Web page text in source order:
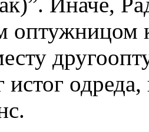
оптужницом
истог